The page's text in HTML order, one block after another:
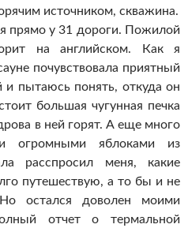
источником, скважина.
прямо у 31 дороги. Пожилой
на английском. Как я
почувствовала приятный
и пытаюсь понять, откуда он
большая чугунная печка
в ней горят. А еще много
огромными яблоками из
расспросил меня, какие
путешествую, а то бы и не
остался доволен моими
отчет о термальной